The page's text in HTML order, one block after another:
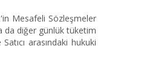
Mesafeli Sözleşmeler
da diğer günlük tüketim
arasındaki hukuki